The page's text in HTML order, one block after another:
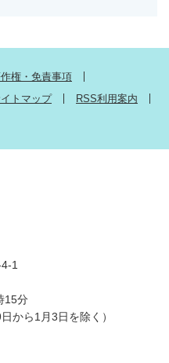
権・免責事項
トマップ
RSS利用案内
1
15分
から1月3日を除く）